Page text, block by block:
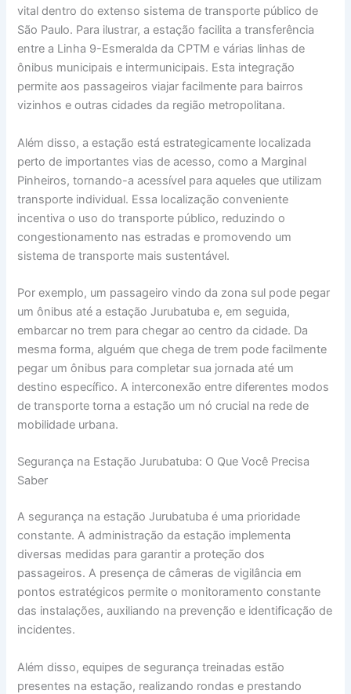
vital dentro do extenso sistema de transporte público de
São Paulo. Para ilustrar, a estação facilita a transferência
entre a Linha 9-Esmeralda da CPTM e várias linhas de
ônibus municipais e intermunicipais. Esta integração
permite aos passageiros viajar facilmente para bairros
vizinhos e outras cidades da região metropolitana.
Além disso, a estação está estrategicamente localizada
perto de importantes vias de acesso, como a Marginal
Pinheiros, tornando-a acessível para aqueles que utilizam
transporte individual. Essa localização conveniente
incentiva o uso do transporte público, reduzindo o
congestionamento nas estradas e promovendo um
sistema de transporte mais sustentável.
Por exemplo, um passageiro vindo da zona sul pode pegar
um ônibus até a estação Jurubatuba e, em seguida,
embarcar no trem para chegar ao centro da cidade. Da
mesma forma, alguém que chega de trem pode facilmente
pegar um ônibus para completar sua jornada até um
destino específico. A interconexão entre diferentes modos
de transporte torna a estação um nó crucial na rede de
mobilidade urbana.
Segurança na Estação Jurubatuba: O Que Você Precisa
Saber
A segurança na estação Jurubatuba é uma prioridade
constante. A administração da estação implementa
diversas medidas para garantir a proteção dos
passageiros. A presença de câmeras de vigilância em
pontos estratégicos permite o monitoramento constante
das instalações, auxiliando na prevenção e identificação de
incidentes.
Além disso, equipes de segurança treinadas estão
presentes na estação, realizando rondas e prestando